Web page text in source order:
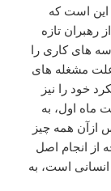
این است که
رهبران تازه
‌های کاری را
علت مشغله ‌های
خود را نیز
ماه اول، به
‌ازآن همه‌ چیز
انجام اصل
انسانی است، به